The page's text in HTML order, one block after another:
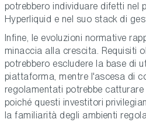
potrebbero individuare difetti nel
Hyperliquid e nel suo stack di
Infine, le evoluzioni normative
minaccia alla crescita. Requisiti
potrebbero escludere la base di
piattaforma, mentre l'ascesa di
regolamentati potrebbe
poiché questi investitori
la familiarità degli ambienti